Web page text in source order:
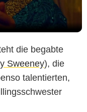
die begabte
Sweeney), die
talentierten,